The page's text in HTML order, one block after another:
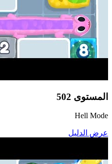
المستوى 502
Hell Mode
عرض الدليل